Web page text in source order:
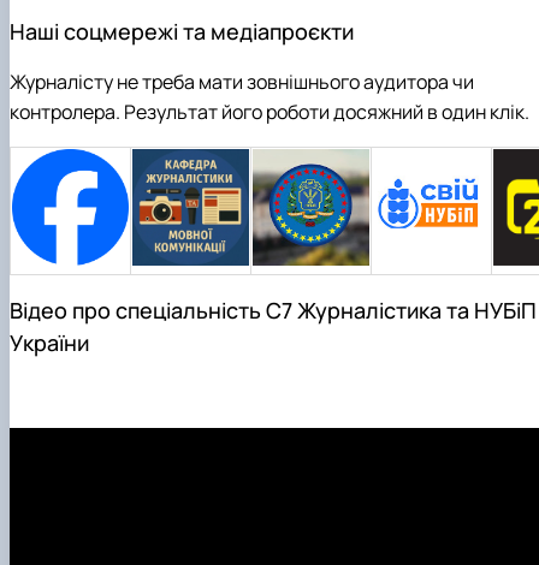
Наші соцмережі та медіапроєкти
Журналісту не треба мати зовнішнього аудитора чи
контролера. Результат його роботи досяжний в один клік.
Відео про спеціальність С7 Журналістика та НУБіП
України